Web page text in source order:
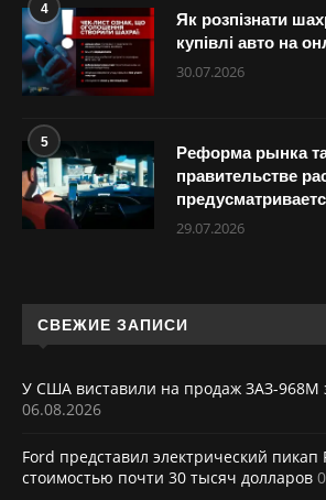
4
Як розпізнати
купівлі авто на
30.07.2026
5
Реформа рынка
правительстве
29.07.2026
СВЕЖИЕ ЗАПИСИ
У США виставили на продаж ЗАЗ-968М
06.08.2026
Ford представил электрический пикап
стоимостью почти 30 тысяч долларов